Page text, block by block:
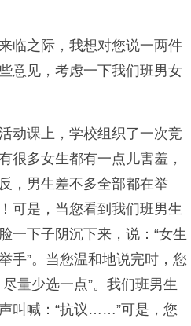
之际，我想对您说一两件
意见，考虑一下我们班男女
课上，学校组织了一次竞
很多女生都有一点儿害羞，
，男生差不多全部都在举
可是，当您看到我们班男生
一下子阴沉下来，说：“女生
手”。当您温和地说完时，您
量少选一点”。我们班男生
叫喊：“抗议……”可是，您